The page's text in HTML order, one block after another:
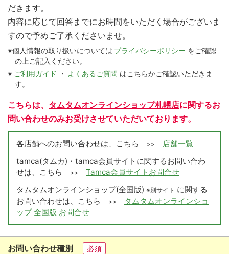
だきます。
内容に応じて回答までにお時間をいただく場合がございま
すので予めご了承くださいませ。
※個人情報の取り扱いについては プライバシーポリシー をご確認
の上ご記入ください。
※ ご利用ガイド ・ よくあるご質問 はこちらかご確認いただきま
す。
こちらは、 タムタムオンラインショップ札幌店に関するお
問い合わせのみお受けさせていただいております。
各店舗へのお問い合わせは、こちら >>
店舗一覧
tamca(タムカ)・tamca会員サイトに関するお問い合わ
せは、こちら
>>
Tamca会員サイトお問合せ
タムタムオンラインショップ(全国版) ※別サイト に関する
お問い合わせは、こちら
>>
タムタムオンラインショ
ップ 全国版 お問合せ
お問い合わせ種別 必須